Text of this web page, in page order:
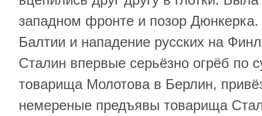
западном фронте и позор
Балтии и нападение русских на
Сталин впервые серьёзно огрёб по
товарища Молотова в Берлин,
немереные предъявы товарища